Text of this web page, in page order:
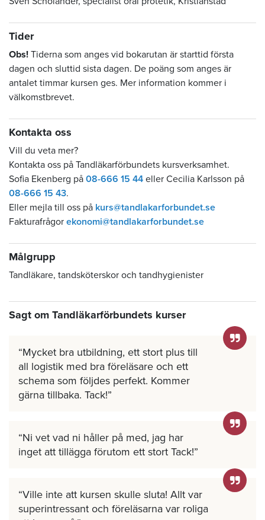
Tider
Obs! Tiderna som anges vid bokarutan är starttid första
dagen och sluttid sista dagen. De poäng som anges är
antalet timmar kursen ges. Mer information kommer i
välkomstbrevet.
Kontakta oss
Vill du veta mer?
Kontakta oss på Tandläkarförbundets kursverksamhet.
Sofia Ekenberg på 08-666 15 44 eller Cecilia Karlsson på
08-666 15 43.
Eller mejla till oss på kurs@tandlakarforbundet.se
Fakturafrågor ekonomi@tandlakarforbundet.se
Målgrupp
Tandläkare, tandsköterskor och tandhygienister
Sagt om Tandläkarförbundets kurser
Mycket bra utbildning, ett stort plus till
all logistik med bra föreläsare och ett
schema som följdes perfekt. Kommer
gärna tillbaka. Tack!
Ni vet vad ni håller på med, jag har
inget att tillägga förutom ett stort Tack!
Ville inte att kursen skulle sluta! Allt var
superintressant och föreläsarna var roliga